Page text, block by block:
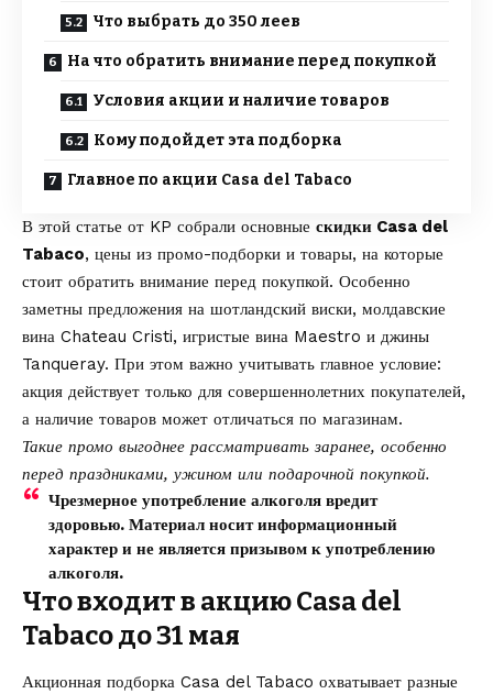
Что выбрать до 350 леев
На что обратить внимание перед покупкой
Условия акции и наличие товаров
Кому подойдет эта подборка
Главное по акции Casa del Tabaco
В этой статье от KP собрали основные скидки Casa del
Tabaco, цены из промо-подборки и товары, на которые
стоит обратить внимание перед покупкой. Особенно
заметны предложения на шотландский виски, молдавские
вина Chateau Cristi, игристые вина Maestro и джины
Tanqueray. При этом важно учитывать главное условие:
акция действует только для совершеннолетних покупателей,
а наличие товаров может отличаться по магазинам.
Такие промо выгоднее рассматривать заранее, особенно
перед праздниками, ужином или подарочной покупкой.
Чрезмерное употребление алкоголя вредит
здоровью. Материал носит информационный
характер и не является призывом к употреблению
алкоголя.
Что входит в акцию Casa del
Tabaco до 31 мая
Акционная подборка Casa del Tabaco охватывает разные